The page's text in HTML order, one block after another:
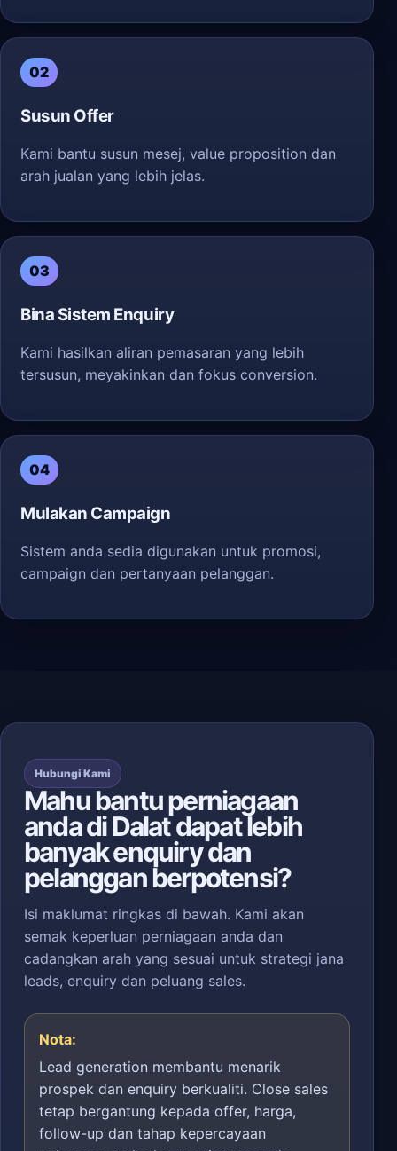
02
Susun Offer
Kami bantu susun mesej, value proposition dan
arah jualan yang lebih jelas.
03
Bina Sistem Enquiry
Kami hasilkan aliran pemasaran yang lebih
tersusun, meyakinkan dan fokus conversion.
04
Mulakan Campaign
Sistem anda sedia digunakan untuk promosi,
campaign dan pertanyaan pelanggan.
Hubungi Kami
Mahu bantu perniagaan
anda di Dalat dapat lebih
banyak enquiry dan
pelanggan berpotensi?
Isi maklumat ringkas di bawah. Kami akan
semak keperluan perniagaan anda dan
cadangkan arah yang sesuai untuk strategi jana
leads, enquiry dan peluang sales.
Nota:
Lead generation membantu menarik
prospek dan enquiry berkualiti. Close sales
tetap bergantung kepada offer, harga,
follow-up dan tahap kepercayaan